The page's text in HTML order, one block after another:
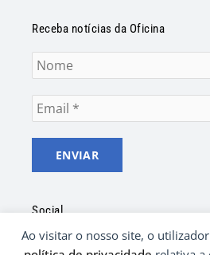
Ao visitar o nosso site, o
Receba notícias da Oficina
Social
F Y